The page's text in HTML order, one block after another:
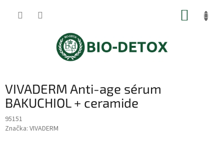
VIVADERM Anti-age sérum
BAKUCHIOL + ceramide
95151
Značka: VIVADERM